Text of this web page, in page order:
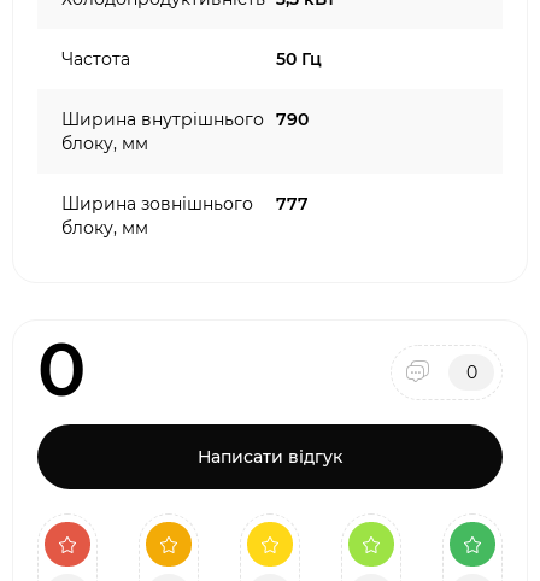
Частота 50 Гц
Ширина внутрішнього
блоку, мм
790
Ширина зовнішнього
блоку, мм
777
0 0
Написати відгук